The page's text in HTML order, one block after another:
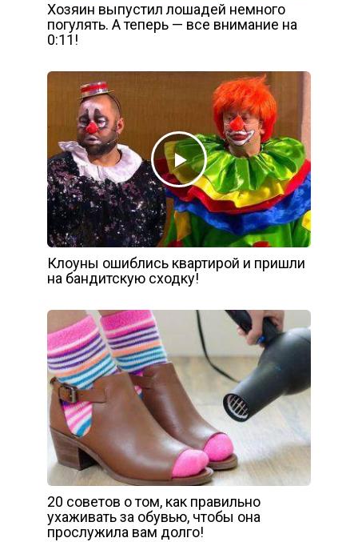
Хозяин выпустил лошадей немного
погулять. А теперь — все внимание на
0:11!
Клоуны ошиблись квартирой и пришли
на бандитскую сходку!
20 советов о том, как правильно
ухаживать за обувью, чтобы она
прослужила вам долго!